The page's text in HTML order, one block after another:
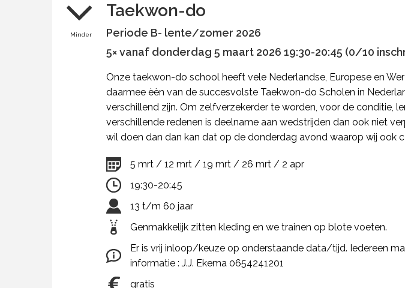
Minder
Taekwon-do
Periode B- lente/zomer 2026
5× vanaf donderdag 5 maart 2026 19:30-20:45 (0/10
Onze taekwon-do school heeft vele Nederlandse, Europese en
daarmee èèn van de succesvolste Taekwon-do Scholen in
verschillend zijn. Om zelfverzekerder te worden, voor de conditie,
verschillende redenen is deelname aan wedstrijden dan ook niet
wil doen dan dan kan dat op de donderdag avond waarop wij ook
5 mrt / 12 mrt / 19 mrt / 26 mrt / 2 apr
19:30-20:45
13 t/m 60 jaar
Genmakkelijk zitten kleding en we trainen op blote voeten.
Er is vrij inloop/keuze op onderstaande data/tijd. Iedereen
informatie : J.J. Ekema 0654241201
gratis